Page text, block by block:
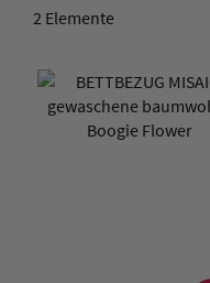
2 Elemente